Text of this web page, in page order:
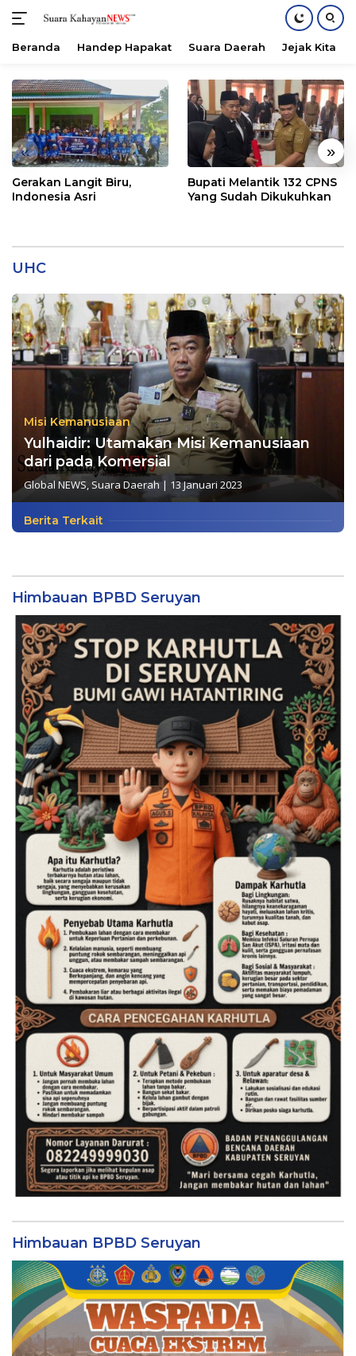
konten
Beranda Handep Hapakat Suara Daerah Jejak Kita
« »
Gerakan Langit Biru,
Indonesia Asri
Bupati Melantik 132 CPNS
Yang Sudah Dikukuhkan
UHC
Misi Kemanusiaan
Yulhaidir: Utamakan Misi Kemanusiaan
dari pada Komersial
Global NEWS Suara Daerah| 13 Januari 2023
Berita Terkait
Himbauan BPBD Seruyan
Himbauan BPBD Seruyan